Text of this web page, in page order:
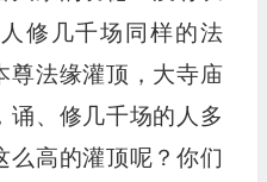
修几千场同样的法
尊法缘灌顶，大寺庙
诵、修几千场的人多
么高的灌顶呢？你们